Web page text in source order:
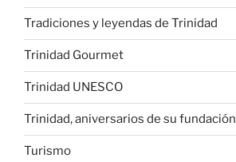
Tradiciones y leyendas de Trinidad
Trinidad Gourmet
Trinidad UNESCO
Trinidad, aniversarios de su fundación
Turismo